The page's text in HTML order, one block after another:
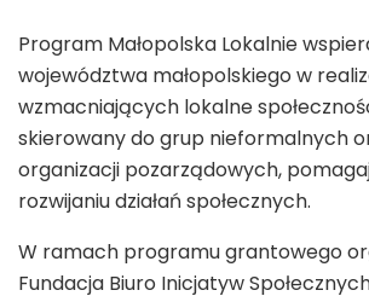
Program Małopolska Lokalnie
województwa małopolskiego w
wzmacniających lokalne
skierowany do grup nieformalnych
organizacji pozarządowych,
rozwijaniu działań społecznych.
W ramach programu grantowego
Fundacja Biuro Inicjatyw